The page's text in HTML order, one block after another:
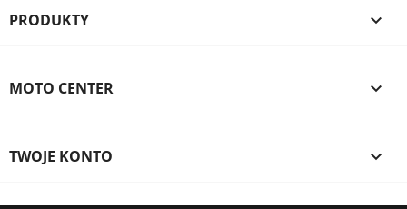
PRODUKTY 
MOTO CENTER 
TWOJE KONTO 